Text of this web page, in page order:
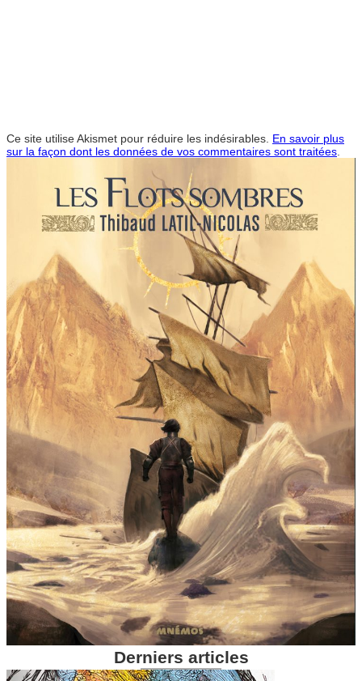
Ce site utilise Akismet pour réduire les indésirables. En savoir plus
sur la façon dont les données de vos commentaires sont traitées
Derniers articles